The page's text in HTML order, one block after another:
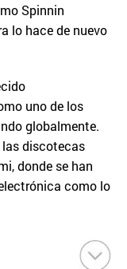
Spinnin
lo hace de nuevo
uno de los
globalmente.
las discotecas
donde se han
como lo